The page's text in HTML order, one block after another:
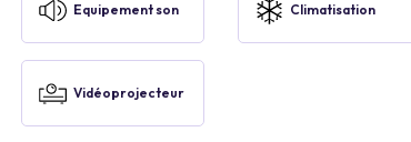
Equipement son Climatisation
Vidéoprojecteur